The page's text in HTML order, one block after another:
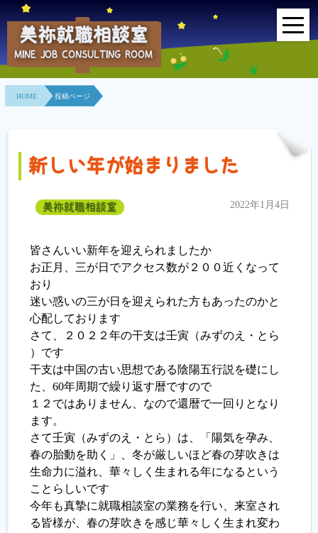
HOME
事業所紹介
相談室とは？
利用者の声
地域連携事業
求人情報検索
各種セミナー
履歴書ジェネレーター
美祢就職相談室
MINE JOB CONSULTING ROOM
HOME 投稿ページ
新しい年が始まりました
美祢就職相談室 2022年1月4日
皆さんいい新年を迎えられましたか
お正月、三が日でアクセス数が２００近くなって
おり
迷い惑いの三が日を迎えられた方もあったのかと
心配しております
さて、２０２２年の干支は壬寅（みずのえ・とら
）です
干支は中国の古い思想である陰陽五行説を礎にし
た、60年周期で繰り返す暦ですので
１２ではありません、なので還暦で一回りとなり
ます。
さて壬寅（みずのえ・とら）は、「陽気を孕み、
春の胎動を助く」、冬が厳しいほど春の芽吹きは
生命力に溢れ、華々しく生まれる年になるという
ことらしいです
今年も真摯に就職相談室の業務を行い、来室され
る皆様が、春の芽吹きを感じ華々しく生まれ変わ